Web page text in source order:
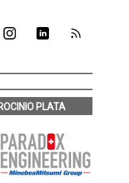
PLATA